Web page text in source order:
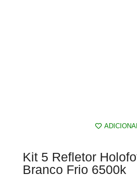
Kit 5 Refletor
Branco Frio 6500k